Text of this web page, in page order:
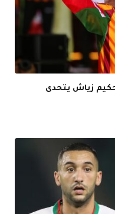
حكيم زياش يتحدى